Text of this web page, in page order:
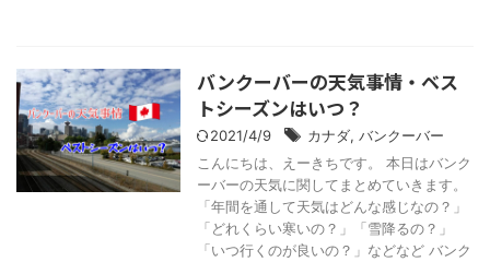
バンクーバーの天気事情・ベス
トシーズンはいつ？
2021/4/9 カナダ, バンクーバー
こんにちは、えーきちです。 本日はバンク
ーバーの天気に関してまとめていきます。
「年間を通して天気はどんな感じなの？」
「どれくらい寒いの？」「雪降るの？」
「いつ行くのが良いの？」などなど バンク